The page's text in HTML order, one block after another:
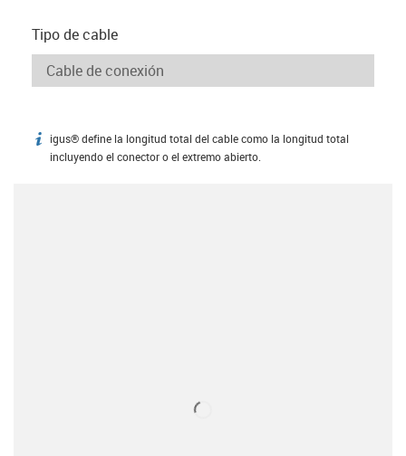
Tipo de cable
igus-icon-info
igus® define la longitud total del cable como la longitud total
incluyendo el conector o el extremo abierto.